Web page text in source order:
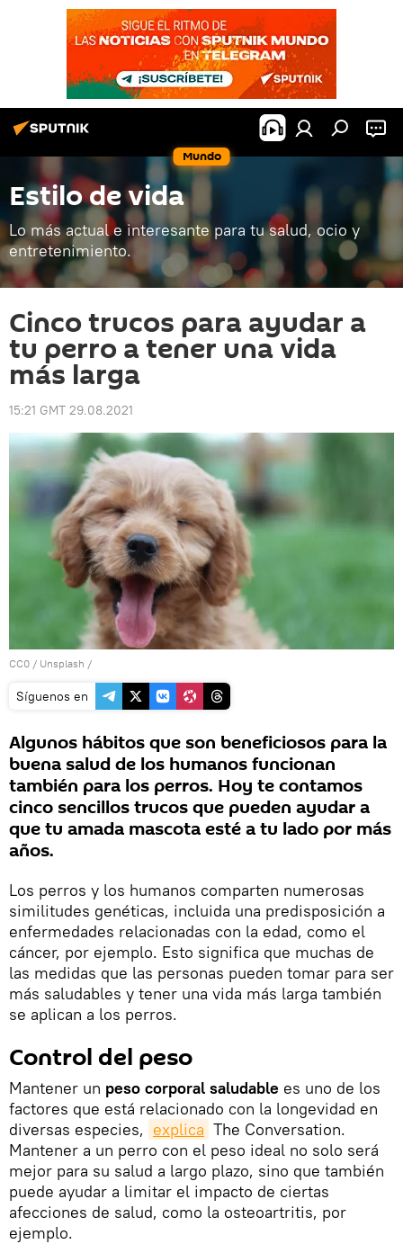
Mundo
Estilo de vida
Lo más actual e interesante para tu salud, ocio y
entretenimiento.
Cinco trucos para ayudar a
tu perro a tener una vida
más larga
15:21 GMT 29.08.2021
CC0 / Unsplash /
Síguenos en
Algunos hábitos que son beneficiosos para la
buena salud de los humanos funcionan
también para los perros. Hoy te contamos
cinco sencillos trucos que pueden ayudar a
que tu amada mascota esté a tu lado por más
años.
Los perros y los humanos comparten numerosas
similitudes genéticas, incluida una predisposición a
enfermedades relacionadas con la edad, como el
cáncer, por ejemplo. Esto significa que muchas de
las medidas que las personas pueden tomar para ser
más saludables y tener una vida más larga también
se aplican a los perros.
Control del peso
Mantener un peso corporal saludable es uno de los
factores que está relacionado con la longevidad en
diversas especies, explica The Conversation.
Mantener a un perro con el peso ideal no solo será
mejor para su salud a largo plazo, sino que también
puede ayudar a limitar el impacto de ciertas
afecciones de salud, como la osteoartritis, por
ejemplo.